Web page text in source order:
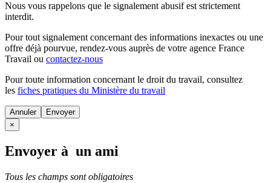
Nous vous rappelons que le signalement abusif est strictement
interdit.
Pour tout signalement concernant des informations inexactes ou une
offre déjà pourvue, rendez-vous auprès de votre agence France
Travail ou contactez-nous
Pour toute information concernant le droit du travail, consultez
les fiches pratiques du Ministère du travail
Annuler
×
Envoyer à un ami
Tous les champs sont obligatoires